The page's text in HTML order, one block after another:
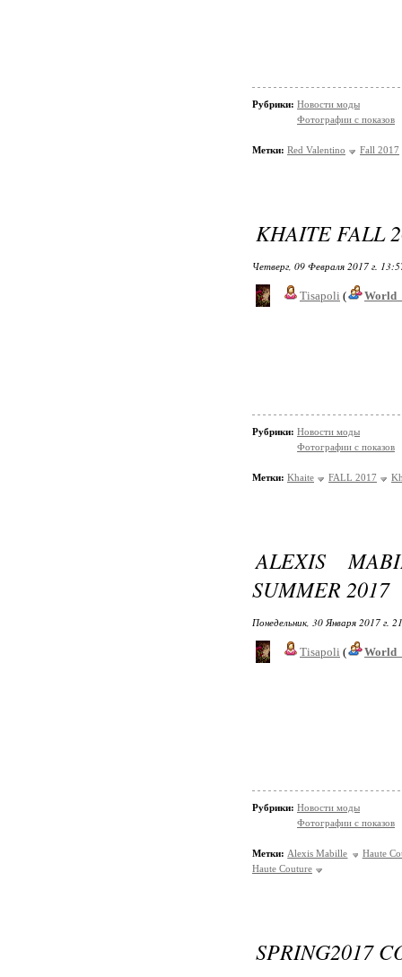
Рубрики: Новости моды
Фотографии с показов
Метки: Red Valentino Fall 2017
KHAITE FALL
Четверг, 09 Февраля 2017 г.
Tisapoli (
Рубрики: Новости моды
Фотографии с показов
Метки: Khaite FALL 2017
ALEXIS
SUMMER 2017
Понедельник, 30 Января 2017 г.
Tisapoli (
Рубрики: Новости моды
Фотографии с показов
Метки: Alexis Mabille
Haute
Haute Couture
SPRING2017